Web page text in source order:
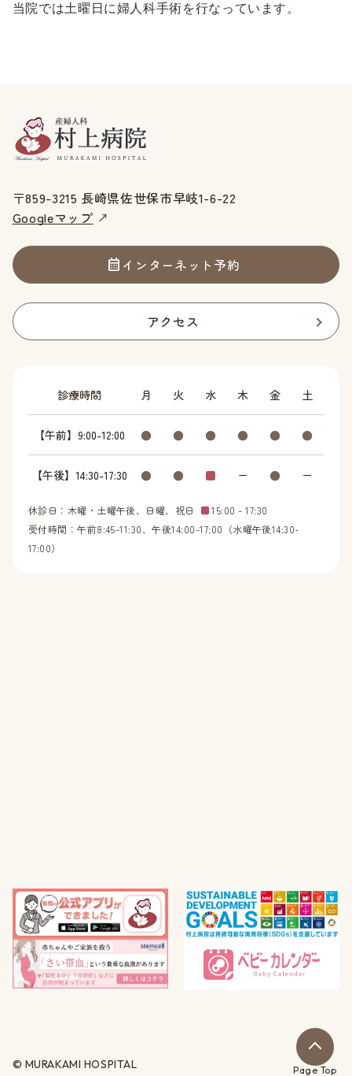
当院では土曜日に婦人科手術を行なっています。
〒859-3215 長崎県佐世保市早岐1-6-22
Googleマップ
インターネット予約
アクセス
診療時間 月 火 水 木 金 土
【午前】9:00-12:00 ● ● ● ● ● ●
【午後】14:30-17:30 ● ● ■ ー ● ー
休診日：木曜・土曜午後、日曜、祝日 ■15:00 - 17:30
受付時間：午前8:45-11:30、午後14:00-17:00（水曜午後14:30-
17:00）
© MURAKAMI HOSPITAL Page Top